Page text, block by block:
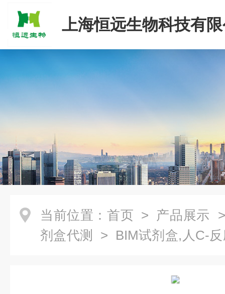
上海恒远生物科技有
当前位置： 首页 > 产品展示
剂盒代测
> BIM试剂盒,人C-